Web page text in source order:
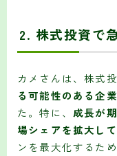
2. 株式投資で
カメさんは、株式
る可能性のある企
た。特に、 成長が
場シェアを拡大し
ンを最大化するた